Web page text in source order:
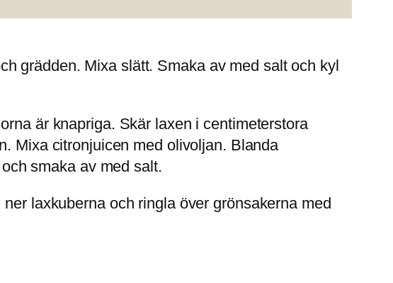
grädden. Mixa slätt. Smaka av med salt och kyl
är knapriga. Skär laxen i centimeterstora
Mixa citronjuicen med olivoljan. Blanda
smaka av med salt.
laxkuberna och ringla över grönsakerna med